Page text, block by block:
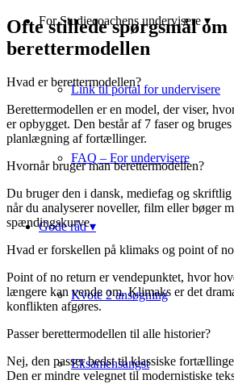
For Studiecoachens undervisere ▾
Link til portal for undervisere
FAQ – For undervisere
Gode råd ▾
Kvote 2 ansøgning
Eksamensangst
Ofte stillede spørgsmål om
berettermodellen
Hvad er berettermodellen?
Berettermodellen er en model, der viser,
er opbygget. Den består af 7 faser og
planlægning af fortællinger.
Hvornår bruger man berettermodellen?
Du bruger den i dansk, mediefag og
når du analyserer noveller, film eller bøger
spændingskurve.
Hvad er forskellen på klimaks og point of
Point of no return er vendepunktet, hvor
længere kan vende om. Klimaks er det
konflikten afgøres.
Passer berettermodellen til alle historier?
Nej, den passer bedst til klassiske
Den er mindre velegnet til modernistiske